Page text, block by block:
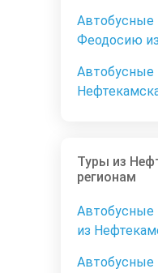
Автобусные
Феодосию
Автобусные
Туры из
регионам
из
Автобусные